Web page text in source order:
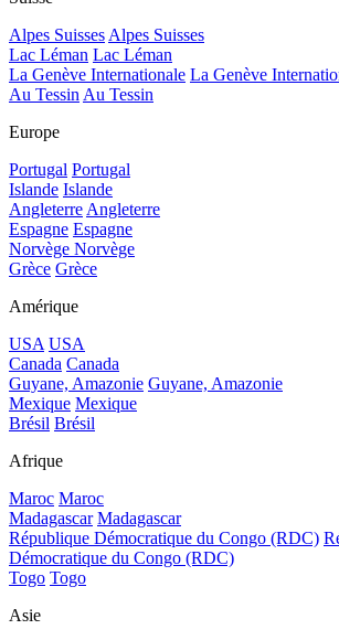
Alpes SuissesAlpes Suisses
Lac Léman Lac Léman
La Genève Internationale La Genève
Au TessinAu Tessin
Europe
Portugal Portugal
Islande Islande
AngleterreAngleterre
Espagne Espagne
Norvège Norvège
Grèce Grèce
Amérique
USA USA
Canada Canada
Guyane, Amazonie Guyane, Amazonie
Mexique Mexique
Brésil Brésil
Afrique
Maroc Maroc
Madagascar Madagascar
République Démocratique du Congo (RDC)
Démocratique du Congo (RDC)
Togo Togo
Asie